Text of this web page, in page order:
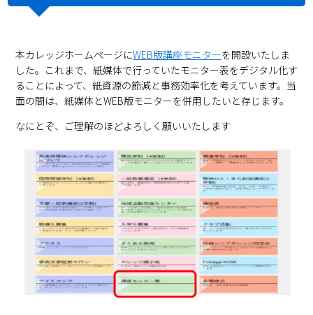
本カレッジホームページにWEB版講座モニターを開設いたしま
した。これまで、紙媒体で行っていたモニター表をデジタル化す
ることによって、紙資源の節減と事務効率化を考えています。当
面の間は、紙媒体とWEB版モニターを併用したいと存じます。
なにとぞ、ご理解のほどよろしく願いいたします